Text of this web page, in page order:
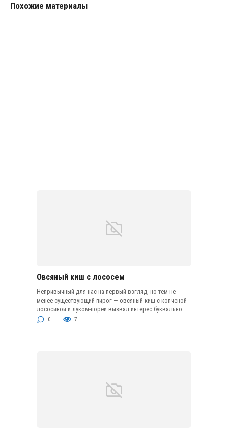
Похожие материалы
Овсяный киш с лососем
Непривычный для нас на первый взгляд, но тем не
менее существующий пирог — овсяный киш с копченой
лососиной и луком-порей вызвал интерес буквально
0 7